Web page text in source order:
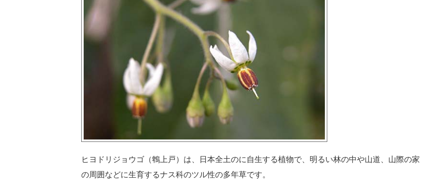
ヒヨドリジョウゴ（鵯上戸）は、日本全土のに自生する植物で、明るい林の中や山道、山際の家
の周囲などに生育するナス科のツル性の多年草です。